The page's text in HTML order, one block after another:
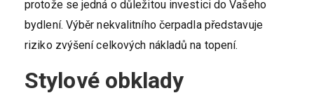
protože se jedná o důležitou investici do Vašeho
bydlení. Výběr nekvalitního čerpadla představuje
riziko zvýšení celkových nákladů na topení.
Stylové obklady